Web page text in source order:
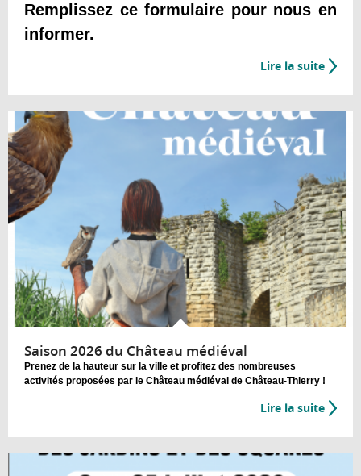
Remplissez ce formulaire pour nous en
informer.
Lire la suite
Saison 2026 du Château médiéval
Prenez de la hauteur sur la ville et profitez des nombreuses
activités proposées par le Château médiéval de Château-Thierry !
Lire la suite